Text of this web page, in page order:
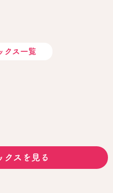
クス一覧
クスを見る